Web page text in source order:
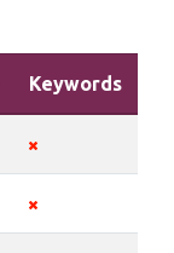
Keywords